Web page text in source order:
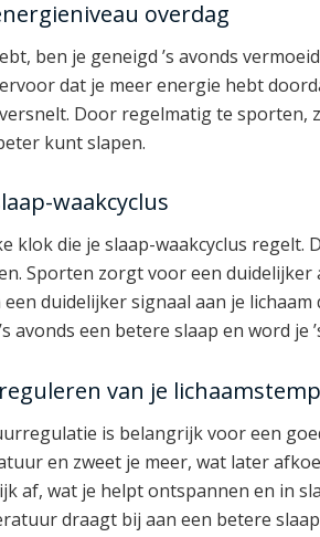
overdag
ben je geneigd ’s avonds
dat je meer energie hebt
Door regelmatig te sporten,
kunt slapen.
waakcyclus
klok die je slaap-waakcyclus
Sporten zorgt voor een
duidelijker signaal aan je
avonds een betere slaap en word je
van je
is belangrijk voor een
en zweet je meer, wat later
af, wat je helpt ontspannen en in
draagt bij aan een betere